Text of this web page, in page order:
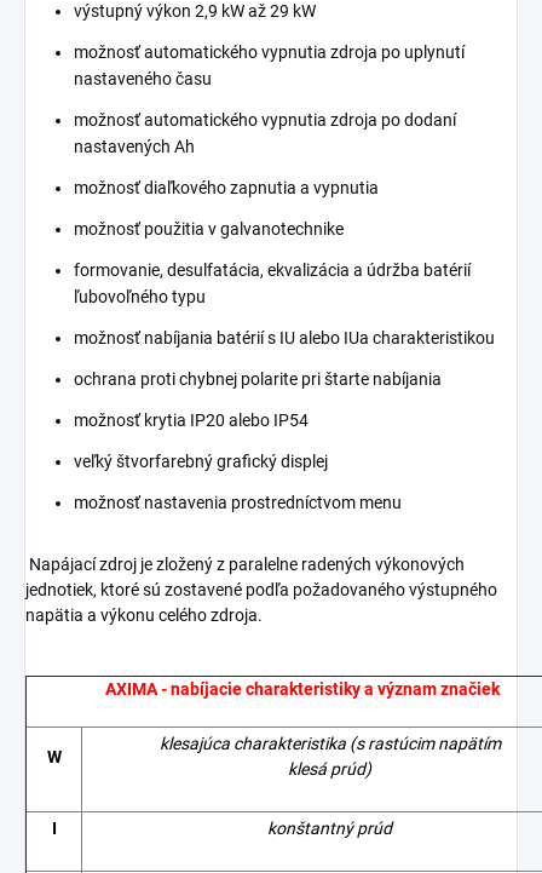
výstupný výkon 2,9 kW až 29 kW
možnosť automatického vypnutia zdroja po uplynutí
nastaveného času
možnosť automatického vypnutia zdroja po dodaní
nastavených Ah
možnosť diaľkového zapnutia a vypnutia
možnosť použitia v galvanotechnike
formovanie, desulfatácia, ekvalizácia a údržba batérií
ľubovoľného typu
možnosť nabíjania batérií s IU alebo IUa charakteristikou
ochrana proti chybnej polarite pri štarte nabíjania
možnosť krytia IP20 alebo IP54
veľký štvorfarebný grafický displej
možnosť nastavenia prostredníctvom menu
Napájací zdroj je zložený z paralelne radených výkonových
jednotiek, ktoré sú zostavené podľa požadovaného výstupného
napätia a výkonu celého zdroja.
AXIMA - nabíjacie charakteristiky a význam značiek
W
klesajúca charakteristika (s rastúcim napätím
klesá prúd)
I konštantný prúd